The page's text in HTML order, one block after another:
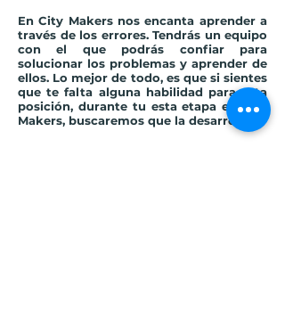
En City Makers nos encanta aprender a
través de los errores. Tendrás un equipo
con el que podrás confiar para
solucionar los problemas y aprender de
ellos. Lo mejor de todo, es que si sientes
que te falta alguna habilidad para esta
posición, durante tu esta etapa en City
Makers, buscaremos que la desarrolles.